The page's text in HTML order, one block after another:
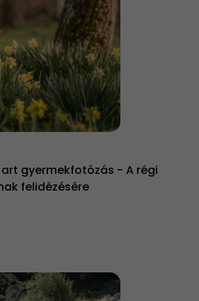
gyermekfotózás - A régi
felidézésére